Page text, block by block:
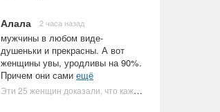
Алала 2 часа назад
мужчины в любом виде-
душеньки и прекрасны. А вот
женщины увы, уродливы на 90%.
Причем они сами ещё
Эти 25 женщин доказали, что каждое тело имеет право быть в бикини